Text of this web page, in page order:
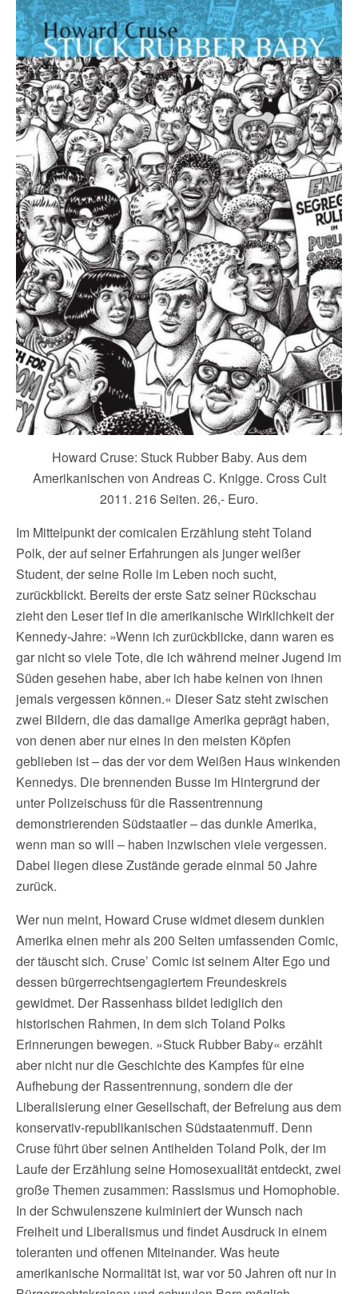
Howard Cruse: Stuck Rubber Baby. Aus dem
Amerikanischen von Andreas C. Knigge. Cross Cult
2011. 216 Seiten. 26,- Euro.
Im Mittelpunkt der comicalen Erzählung steht Toland
Polk, der auf seiner Erfahrungen als junger weißer
Student, der seine Rolle im Leben noch sucht,
zurückblickt. Bereits der erste Satz seiner Rückschau
zieht den Leser tief in die amerikanische Wirklichkeit der
Kennedy-Jahre: »Wenn ich zurückblicke, dann waren es
gar nicht so viele Tote, die ich während meiner Jugend im
Süden gesehen habe, aber ich habe keinen von ihnen
jemals vergessen können.« Dieser Satz steht zwischen
zwei Bildern, die das damalige Amerika geprägt haben,
von denen aber nur eines in den meisten Köpfen
geblieben ist – das der vor dem Weißen Haus winkenden
Kennedys. Die brennenden Busse im Hintergrund der
unter Polizeischuss für die Rassentrennung
demonstrierenden Südstaatler – das dunkle Amerika,
wenn man so will – haben inzwischen viele vergessen.
Dabei liegen diese Zustände gerade einmal 50 Jahre
zurück.
Wer nun meint, Howard Cruse widmet diesem dunklen
Amerika einen mehr als 200 Seiten umfassenden Comic,
der täuscht sich. Cruse’ Comic ist seinem Alter Ego und
dessen bürgerrechtsengagiertem Freundeskreis
gewidmet. Der Rassenhass bildet lediglich den
historischen Rahmen, in dem sich Toland Polks
Erinnerungen bewegen. »Stuck Rubber Baby« erzählt
aber nicht nur die Geschichte des Kampfes für eine
Aufhebung der Rassentrennung, sondern die der
Liberalisierung einer Gesellschaft, der Befreiung aus dem
konservativ-republikanischen Südstaatenmuff. Denn
Cruse führt über seinen Antihelden Toland Polk, der im
Laufe der Erzählung seine Homosexualität entdeckt, zwei
große Themen zusammen: Rassismus und Homophobie.
In der Schwulenszene kulminiert der Wunsch nach
Freiheit und Liberalismus und findet Ausdruck in einem
toleranten und offenen Miteinander. Was heute
amerikanische Normalität ist, war vor 50 Jahren oft nur in